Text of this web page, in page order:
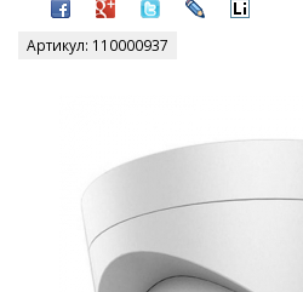
Артикул: 110000937